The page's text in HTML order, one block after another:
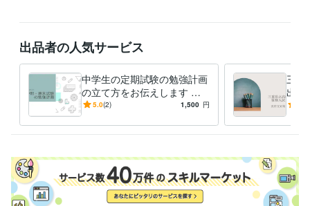
出品者の人気サービス
中学生の定期試験の勉強計画
の立て方をお伝えします な
りたい自分を目指して計画的
5.0(2) 1,500 円
三重
出題
英語